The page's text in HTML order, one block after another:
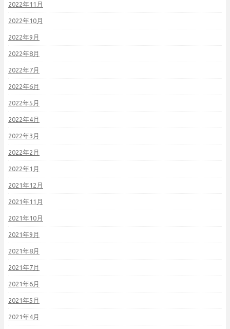
2022年11月
2022年10月
2022年9月
2022年8月
2022年7月
2022年6月
2022年5月
2022年4月
2022年3月
2022年2月
2022年1月
2021年12月
2021年11月
2021年10月
2021年9月
2021年8月
2021年7月
2021年6月
2021年5月
2021年4月